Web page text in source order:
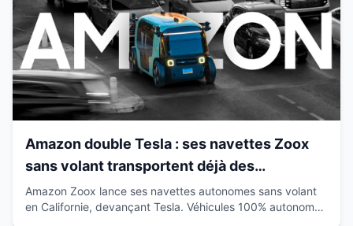
Amazon double Tesla : ses navettes Zoox
sans volant transportent déjà des
passagers en Californie
Amazon Zoox lance ses navettes autonomes sans volant
en Californie, devançant Tesla. Véhicules 100% autonomes